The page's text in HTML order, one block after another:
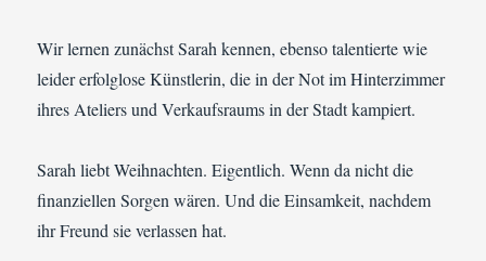
Wir lernen zunächst Sarah kennen, ebenso talentierte wie
leider erfolglose Künstlerin, die in der Not im Hinterzimmer
ihres Ateliers und Verkaufsraums in der Stadt kampiert.
Sarah liebt Weihnachten. Eigentlich. Wenn da nicht die
finanziellen Sorgen wären. Und die Einsamkeit, nachdem
ihr Freund sie verlassen hat.